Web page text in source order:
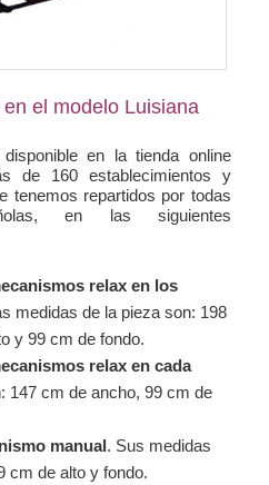
el modelo Luisiana
en la tienda online
de 160 establecimientos y
tenemos repartidos por todas
en las siguientes
relax en los
medidas de la pieza son: 198
y 99 cm de fondo.
relax en cada
147 cm de ancho, 99 cm de
manual. Sus medidas
cm de alto y fondo.